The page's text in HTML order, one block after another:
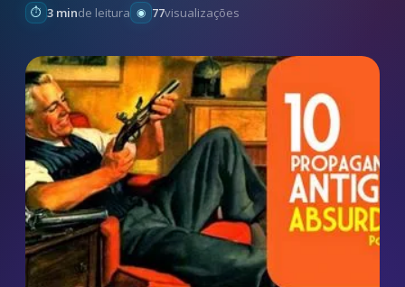
3 minde leitura 77visualizações